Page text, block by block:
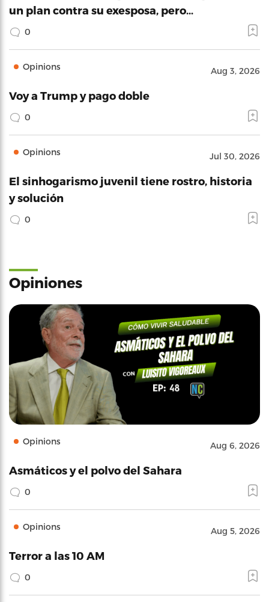
un plan contra su exesposa, pero…
0
Opinions Aug 3, 2026
Voy a Trump y pago doble
0
Opinions Jul 30, 2026
El sinhogarismo juvenil tiene rostro, historia
y solución
0
Opiniones
Opinions Aug 6, 2026
Asmáticos y el polvo del Sahara
0
Opinions Aug 5, 2026
Terror a las 10 AM
0